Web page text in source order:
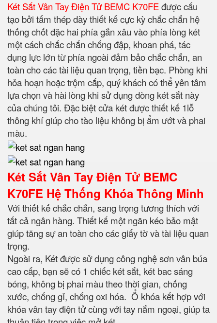
Két Sắt Vân Tay Điện Tử BEMC K70FEđược cấu
tạo bởi tấm thép dày thiết kế cực kỳ chắc chắn hệ
thống chốt đặc hai phía gắn xâu vào phía lòng két
một cách chắc chắn chống đập, khoan phá, tác
dụng lực lớn từ phía ngoài đảm bảo chắc chắn, an
toàn cho các tài liệu quan trọng, tiền bạc. Phòng khi
hỏa hoạn hoặc trộm cắp, quý khách có thể yên tâm
lựa chọn và hài lòng khi sử dụng dòng két sắt này
của chúng tôi. Đặc biệt cửa két được thiết kế 1lỗ
thông khí giúp cho tào liệu không bị ẩm ướt và phai
màu.
Két Sắt Vân Tay Điện Tử BEMC
K70FE Hệ Thống Khóa Thông Minh
Với thiết kế chắc chắn, sang trọng tương thích với
tất cả ngân hàng. Thiết kế một ngăn kéo bảo mật
giúp tăng sự an toàn cho các giấy tờ và tài liệu quan
trọng.
Ngoài ra, Két được sử dụng công nghệ sơn vân búa
cao cấp, bạn sẽ có 1 chiếc két sắt, két bac sáng
bóng, không bị phai màu theo thời gian, chống
xước, chống gỉ, chống oxi hóa. Ổ khóa kết hợp với
khóa vân tay điện tử cùng với tay nắm ngoại, giúp ta